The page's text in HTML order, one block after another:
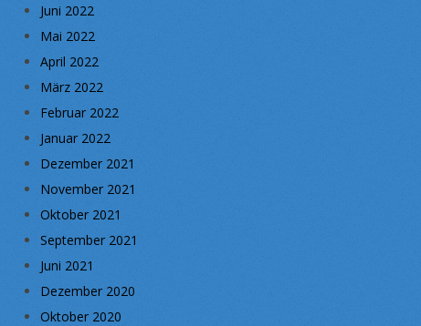
Juni 2022
Mai 2022
April 2022
März 2022
Februar 2022
Januar 2022
Dezember 2021
November 2021
Oktober 2021
September 2021
Juni 2021
Dezember 2020
Oktober 2020